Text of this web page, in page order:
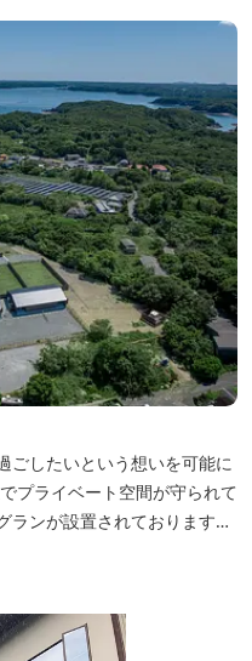
ごしたいという想いを可能に
ランが設置されております。
ッグラン面積140㎡～330㎡
ンセプトとした洗練されたデ